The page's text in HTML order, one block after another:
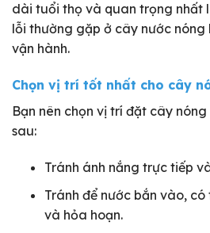
dài tuổi thọ và quan trọng nhất
lỗi thường gặp ở cây nước nóng
vận hành.
Chọn vị trí tốt nhất cho cây
Bạn nên chọn vị trí đặt cây
sau:
Tránh ánh nắng trực tiếp
Tránh để nước bắn vào,
và hỏa hoạn.